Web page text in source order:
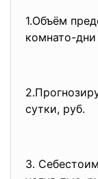
1.Объём
комнато-дни
сутки, руб.
3.